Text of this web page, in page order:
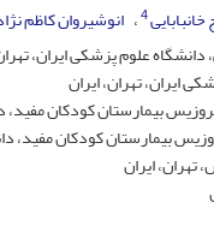
4 انوشیروان کاظم
علوم پزشکی ایران،
ایران، تهران، ایران
بیمارستان کودکان
بیمارستان کودکان مفید،
ایران